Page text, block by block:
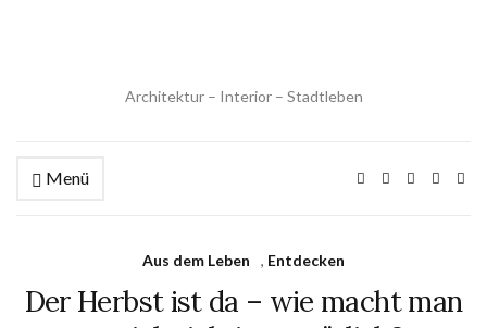
Architektur – Interior – Stadtleben
Menü
Aus dem Leben , Entdecken
Der Herbst ist da – wie macht man